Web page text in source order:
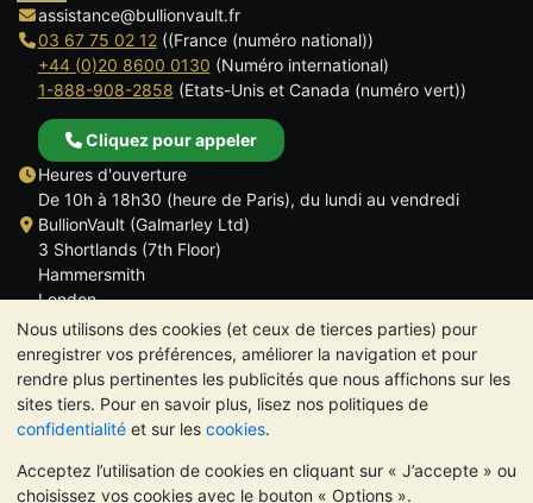
Nous utilisons des cookies (et ceux de tierces parties) pour
enregistrer vos préférences, améliorer la navigation et pour
rendre plus pertinentes les publicités que nous affichons sur les
sites tiers. Pour en savoir plus, lisez nos politiques de
confidentialité et sur les cookies.
Acceptez l’utilisation de cookies en cliquant sur « J’accepte » ou
choisissez vos cookies avec le bouton « Options ».
assistance@bullionvault.fr
03 67 75 02 12((France (numéro national))
+44 (0)20 8600 0130 (Numéro international)
1-888-908-2858 (Etats-Unis et Canada (numéro vert))
Cliquez pour appeler
Heures d'ouverture
De 10h à 18h30 (heure de Paris), du lundi au vendredi
BullionVault (Galmarley Ltd)
3 Shortlands (7th Floor)
Hammersmith
London
W6 8DA
ROYAUME UNI
TrustScore 4.6 | 534 avis
VEUILLEZ NOTER: La valeur des métaux précieux peut aussi